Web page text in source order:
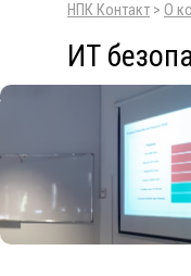
НПК Контакт > О
ИТ